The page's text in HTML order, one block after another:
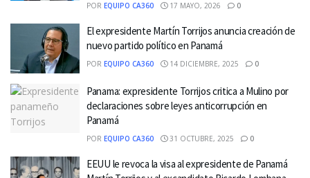
POR EQUIPO CA360 17 MAYO, 2026 0
El expresidente Martín Torrijos anuncia creación de
nuevo partido político en Panamá
POR EQUIPO CA360 14 DICIEMBRE, 2025 0
Panama: expresidente Torrijos critica a Mulino por
declaraciones sobre leyes anticorrupción en
Panamá
POR EQUIPO CA360 31 OCTUBRE, 2025 0
EEUU le revoca la visa al expresidente de Panamá